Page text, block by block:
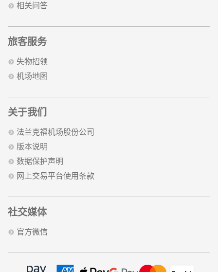
相关问答
旅客服务
失物招领
机场地图
关于我们
法兰克福机场股份公司
版本说明
数据保护声明
网上交易平台使用条款
社交媒体
官方微信